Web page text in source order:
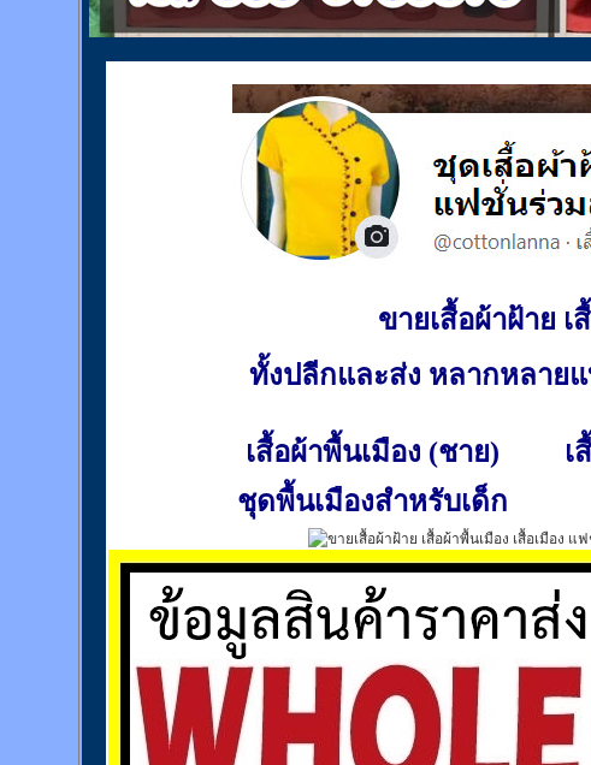
ขายเสื้อผ้าฝ้าย เ
ทั้งปลีกและส่ง หลากหลาย
เสื้อผ้าพื้นเมือง (ชาย)
เ
ชุดพื้นเมืองสำหรับเด็ก